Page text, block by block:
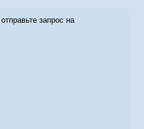
запрос на